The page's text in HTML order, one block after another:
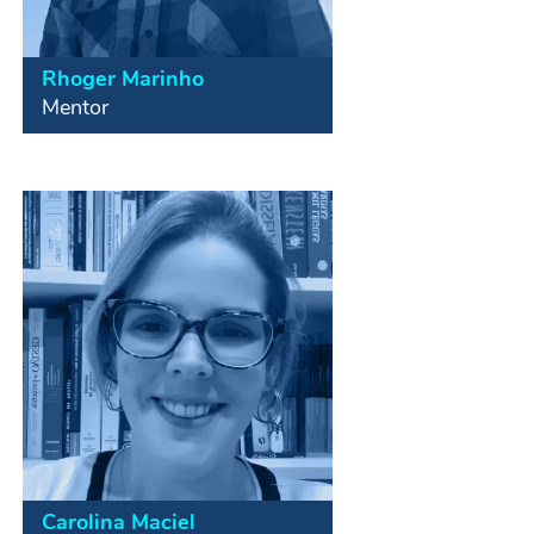
Empreendedor Social, membro
fundador da Meu Propósito, ONG
Comunitário e Institucional. Mestre
em Ciências Contábeis com mais de
10 anos de experiência na docência
do ensino superior e atuação na
graduação e pós graduação em
diversas faculdades.
Rhoger Marinho
Mentor
Carolina Maciel